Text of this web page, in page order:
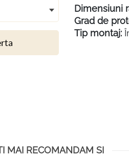
Dimensiuni
Grad de
Tip montaj:
MAI RECOMANDAM SI